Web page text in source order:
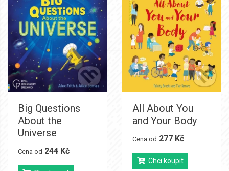
Big Questions
About the
Universe
Cena od 244 Kč
All About You
and Your Body
Cena od 277 Kč
Chci koupit